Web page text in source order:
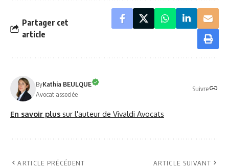
Partager cet
article
ByKathia BEULQUE
Avocat associée
Suivre
En savoir plus sur l'auteur de Vivaldi Avocats
ARTICLE PRÉCÉDENT ARTICLE SUIVANT